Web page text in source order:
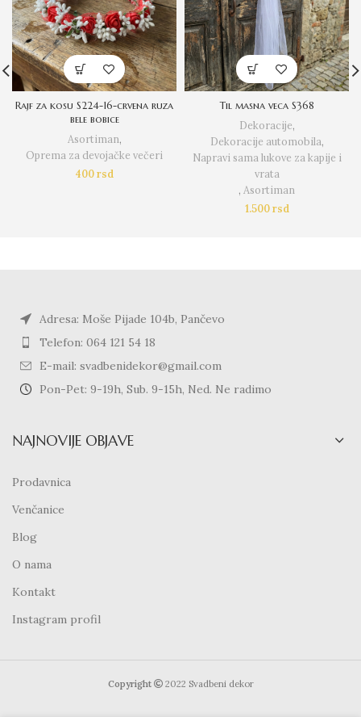
Rajf za kosu S224-16-crvena ruza
bele bobice
Asortiman,
Oprema za devojačke večeri
400rsd
Til masna veca S368
Dekoracije,
Dekoracije automobila,
Napravi sama lukove za kapije i
vrata
, Asortiman
1.500rsd
Adresa: Moše Pijade 104b, Pančevo
Telefon: 064 121 54 18
E-mail: svadbenidekor@gmail.com
Pon-Pet: 9-19h, Sub. 9-15h, Ned. Ne radimo
NAJNOVIJE OBJAVE
Prodavnica
Venčanice
Blog
O nama
Kontakt
Instagram profil
Copyright 2022 Svadbeni dekor